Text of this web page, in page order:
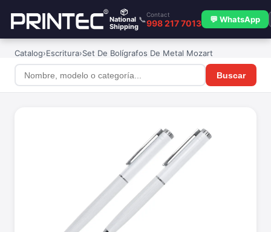
📦
National
Shipping
📞
Contact
998 217 7013 💬 WhatsApp
Catalog›Escritura›Set De Bolígrafos De Metal Mozart
Buscar